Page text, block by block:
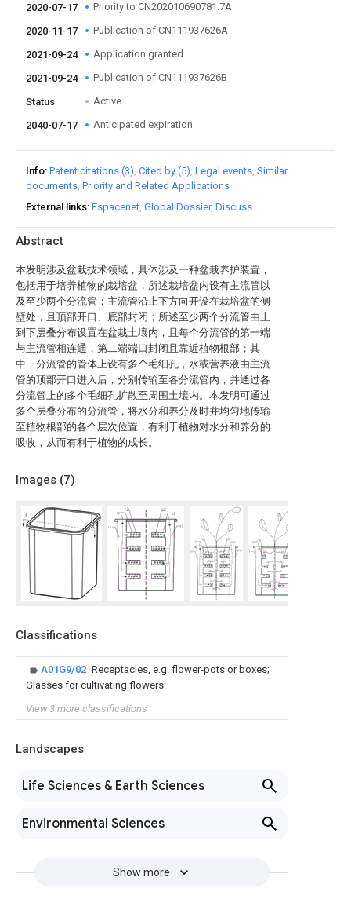
Abstract
本发明涉及盆栽技术领域，具体涉及一种盆栽养护装置，
包括用于培养植物的栽培盆，所述栽培盆内设有主流管以
及至少两个分流管；主流管沿上下方向开设在栽培盆的侧
壁处，且顶部开口、底部封闭；所述至少两个分流管由上
到下层叠分布设置在盆栽土壤内，且每个分流管的第一端
与主流管相连通，第二端端口封闭且靠近植物根部；其
中，分流管的管体上设有多个毛细孔，水或营养液由主流
管的顶部开口进入后，分别传输至各分流管内，并通过各
分流管上的多个毛细孔扩散至周围土壤内。本发明可通过
多个层叠分布的分流管，将水分和养分及时并均匀地传输
至植物根部的各个层次位置，有利于植物对水分和养分的
吸收，从而有利于植物的成长。
Images (7)
Classifications
A01G9/02 Receptacles, e.g. flower-pots or boxes;
Glasses for cultivating flowers
View 3 more classifications
Landscapes
Life Sciences & Earth Sciences
Environmental Sciences
Show more
2020-07-17
Priority to CN202010690781.7A
2020-11-17 Publication of CN111937626A
2021-09-24 Application granted
2021-09-24 Publication of CN111937626B
Status Active
2040-07-17 Anticipated expiration
Info Patent citations (3) Cited by (5) Legal events Similar
documents Priority and Related Applications
External links Espacenet Global Dossier Discuss